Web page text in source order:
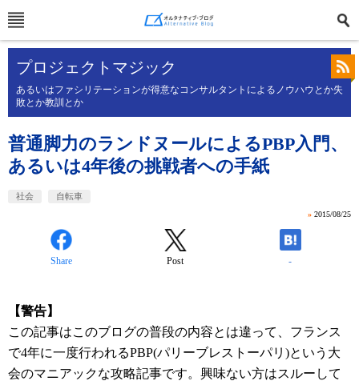
プロジェクトマジック
あるいはファシリテーションが得意なコンサルタントによるノウハウとか失
敗とか教訓とか
普通脚力のランドヌールによるPBP入門、
あるいは4年後の挑戦者への手紙
社会 自転車
» 2015/08/25
Share Post -
【警告】
この記事はこのブログの普段の内容とは違って、フランス
で4年に一度行われるPBP(パリーブレストーパリ)という大
会のマニアックな攻略記事です。興味ない方はスルーして